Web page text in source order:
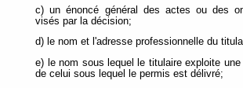
c) un énoncé général des actes ou des
visés par la décision;
d) le nom et l'adresse professionnelle du
e) le nom sous lequel le titulaire exploite
de celui sous lequel le permis est délivré;